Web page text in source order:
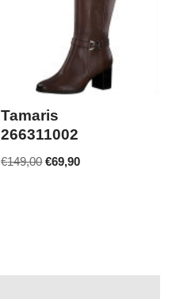
Tamaris
266311002
€149,00 €69,90